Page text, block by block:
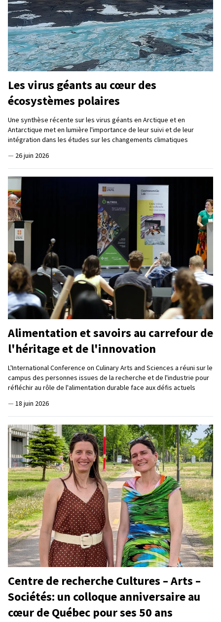
Les virus géants au cœur des
écosystèmes polaires
Une synthèse récente sur les virus géants en Arctique et en
Antarctique met en lumière l'importance de leur suivi et de leur
intégration dans les études sur les changements climatiques
— 26 juin 2026
Alimentation et savoirs au carrefour de
l'héritage et de l'innovation
L'International Conference on Culinary Arts and Sciences a réuni sur le
campus des personnes issues de la recherche et de l'industrie pour
réfléchir au rôle de l'alimentation durable face aux défis actuels
— 18 juin 2026
Centre de recherche Cultures – Arts –
Sociétés: un colloque anniversaire au
cœur de Québec pour ses 50 ans